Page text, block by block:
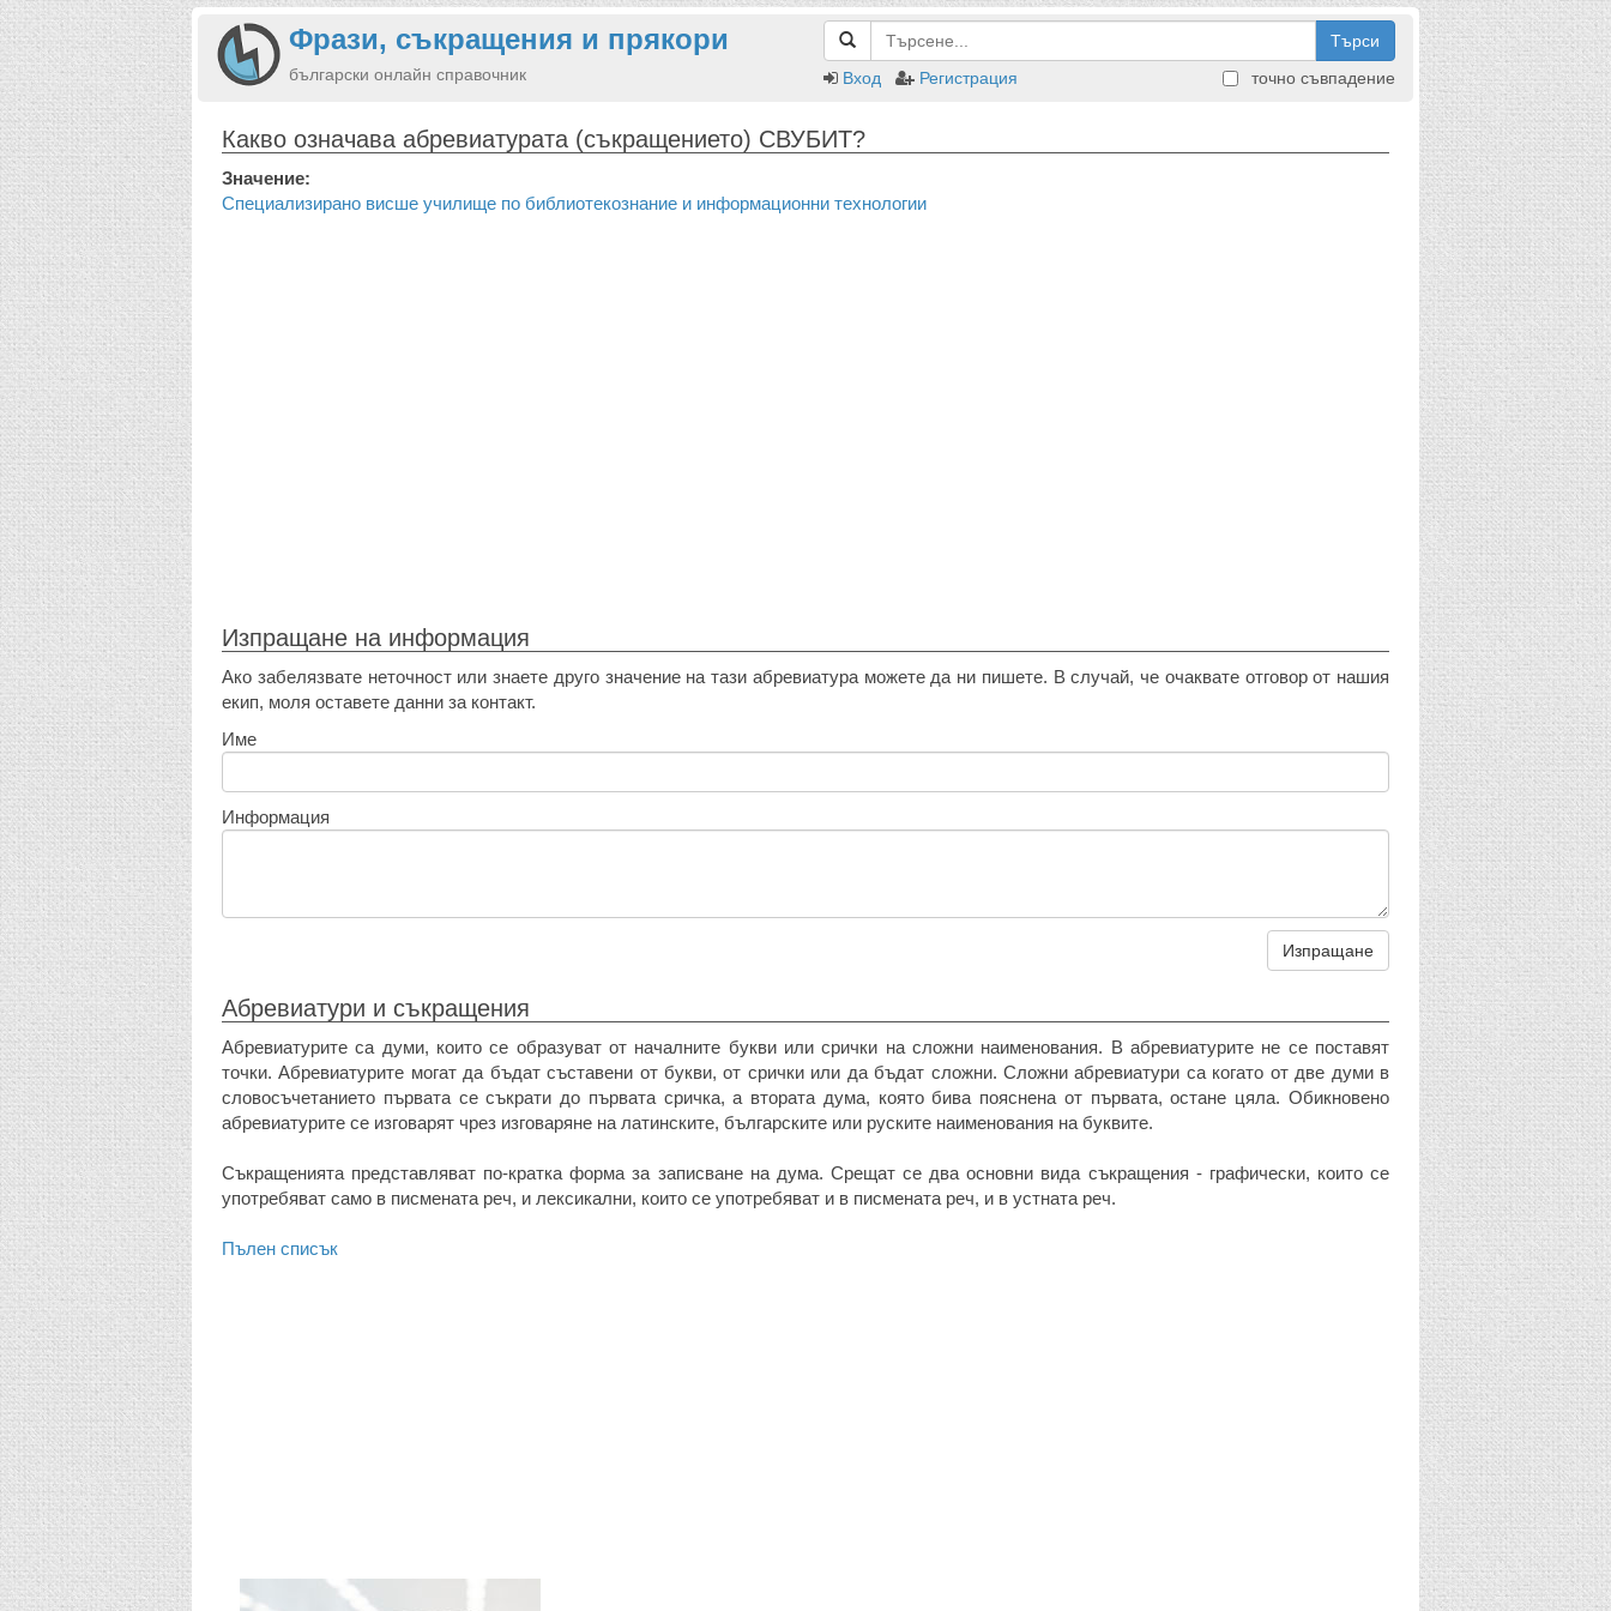
Фрази, съкращения и прякори
български онлайн справочник
Търси
Вход
Регистрация точно съвпадение
Какво означава абревиатурата (съкращението) СВУБИТ?
Значение:
Специализирано висше училище по библиотекознание и информационни технологии
Изпращане на информация
Ако забелязвате неточност или знаете друго значение на тази абревиатура можете да ни пишете. В случай, че очаквате отговор от нашия
екип, моля оставете данни за контакт.
Име
Информация
Изпращане
Абревиатури и съкращения
Абревиатурите са думи, които се образуват от началните букви или срички на сложни наименования. В абревиатурите не се поставят
точки. Абревиатурите могат да бъдат съставени от букви, от срички или да бъдат сложни. Сложни абревиатури са когато от две думи в
словосъчетанието първата се съкрати до първата сричка, а втората дума, която бива пояснена от първата, остане цяла. Обикновено
абревиатурите се изговарят чрез изговаряне на латинските, българските или руските наименования на буквите.
Съкращенията представляват по-кратка форма за записване на дума. Срещат се два основни вида съкращения - графически, които се
употребяват само в писмената реч, и лексикални, които се употребяват и в писмената реч, и в устната реч.
Пълен списък